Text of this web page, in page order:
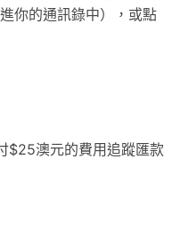
你的通訊錄中），或點
$25澳元的費用追蹤匯款